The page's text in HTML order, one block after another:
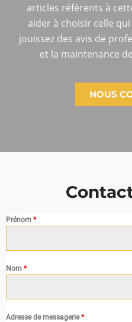
articles référents à
aider à choisir celle qui
jouissez des avis de
et la maintenance
NOUS
Prénom *
Nom *
Adresse de messagerie*